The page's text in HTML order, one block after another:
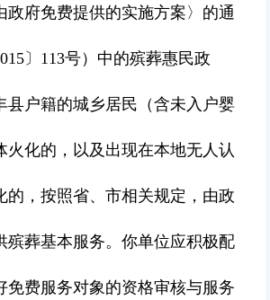
政府免费提供的实施方案〉的通
〕113号）中的殡葬惠民政
县户籍的城乡居民（含未入户婴
火化的，以及出现在本地无人认
的，按照省、市相关规定，由政
殡葬基本服务。你单位应积极配
免费服务对象的资格审核与服务